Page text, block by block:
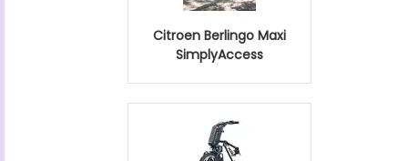
Citroen Berlingo Maxi
SimplyAccess